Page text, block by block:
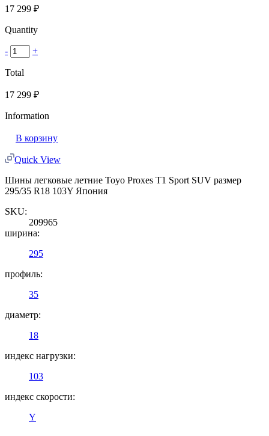
17 299 ₽
Quantity
- +
Total
17 299 ₽
Information
В корзину
Quick View
Шины легковые летние Toyo Proxes T1 Sport SUV размер
295/35 R18 103Y Япония
SKU:
209965
ширина:
295
профиль:
35
диаметр:
18
индекс нагрузки:
103
индекс скорости:
Y